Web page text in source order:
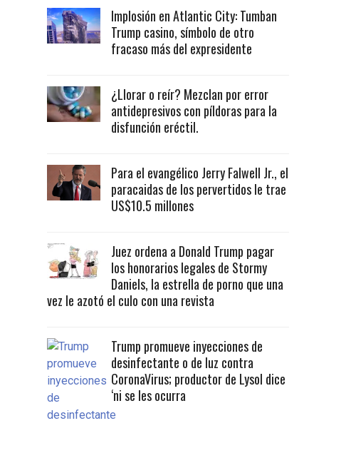
Implosión en Atlantic City: Tumban
Trump casino, símbolo de otro
fracaso más del expresidente
¿Llorar o reír? Mezclan por error
antidepresivos con píldoras para la
disfunción eréctil.
Para el evangélico Jerry Falwell Jr., el
paracaidas de los pervertidos le trae
US$10.5 millones
Juez ordena a Donald Trump pagar
los honorarios legales de Stormy
Daniels, la estrella de porno que una
vez le azotó el culo con una revista
Trump promueve inyecciones de
desinfectante o de luz contra
CoronaVirus; productor de Lysol dice
‘ni se les ocurra